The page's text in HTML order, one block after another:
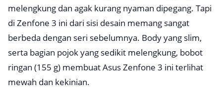
melengkung dan agak kurang nyaman dipegang. Tapi
di Zenfone 3 ini dari sisi desain memang sangat
berbeda dengan seri sebelumnya. Body yang slim,
serta bagian pojok yang sedikit melengkung, bobot
ringan (155 g) membuat Asus Zenfone 3 ini terlihat
mewah dan kekinian.